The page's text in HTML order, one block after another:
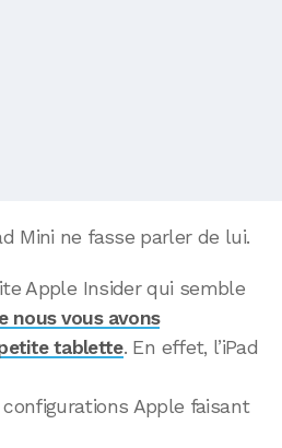
Mini ne fasse parler de lui.
Apple Insider qui semble
nous vous avons
tablette. En effet, l’iPad
Apple faisant